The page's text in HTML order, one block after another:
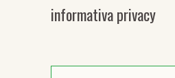
informativa privacy